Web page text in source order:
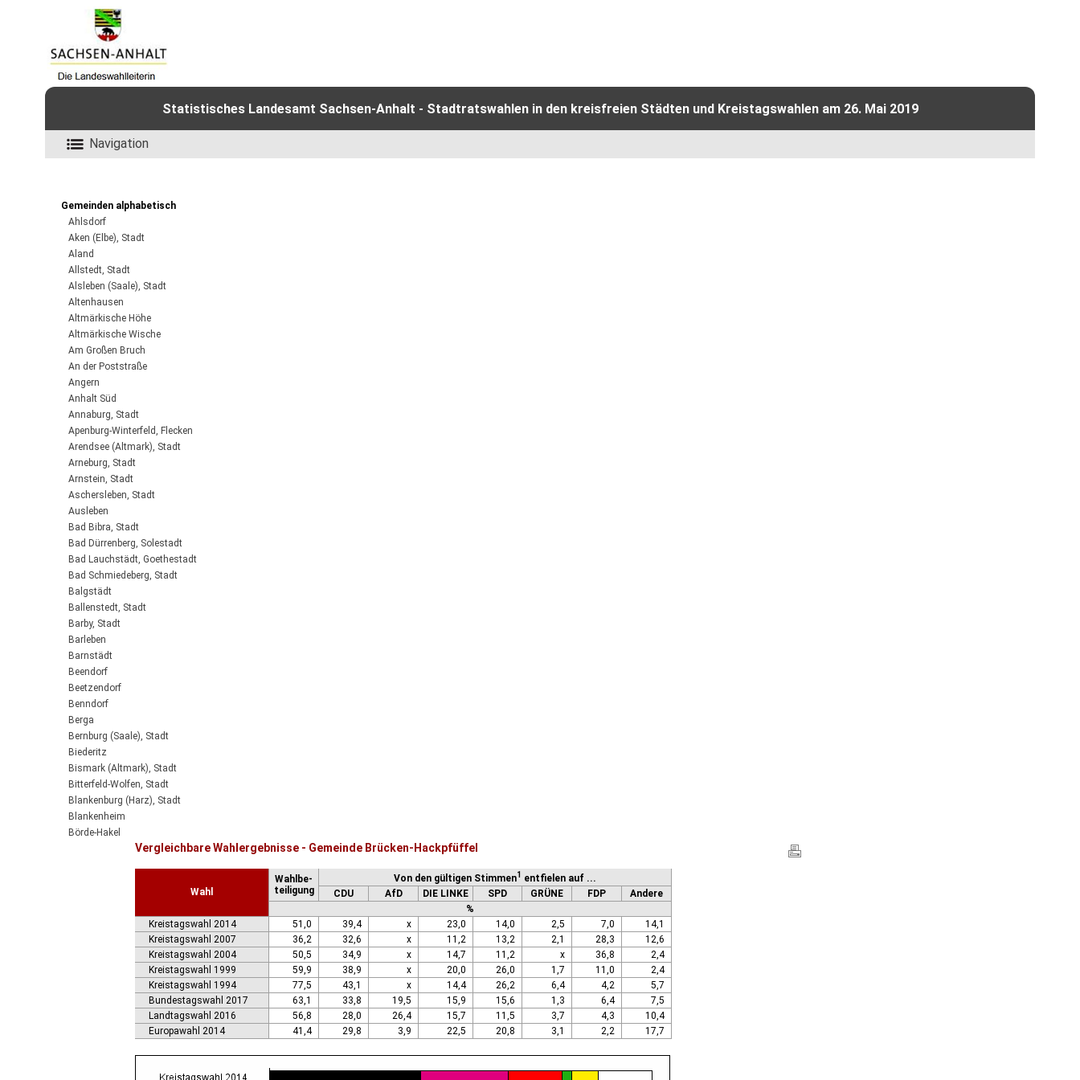
Statistisches Landesamt Sachsen-Anhalt - Stadtratswahlen in den kreisfreien Städten und Kreistagswahlen am 26. Mai 2019
Navigation
Gemeinden alphabetisch
Ahlsdorf
Aken (Elbe), Stadt
Aland
Allstedt, Stadt
Alsleben (Saale), Stadt
Altenhausen
Altmärkische Höhe
Altmärkische Wische
Am Großen Bruch
An der Poststraße
Angern
Anhalt Süd
Annaburg, Stadt
Apenburg-Winterfeld, Flecken
Arendsee (Altmark), Stadt
Arneburg, Stadt
Arnstein, Stadt
Aschersleben, Stadt
Ausleben
Bad Bibra, Stadt
Bad Dürrenberg, Solestadt
Bad Lauchstädt, Goethestadt
Bad Schmiedeberg, Stadt
Balgstädt
Ballenstedt, Stadt
Barby, Stadt
Barleben
Barnstädt
Beendorf
Beetzendorf
Benndorf
Berga
Bernburg (Saale), Stadt
Biederitz
Bismark (Altmark), Stadt
Bitterfeld-Wolfen, Stadt
Blankenburg (Harz), Stadt
Blankenheim
Börde-Hakel
Brücken-Hackpfüffel
Calbe (Saale), Stadt
Coswig (Anhalt), Stadt
Dessau-Roßlau, Stadt
Vergleichbare Wahlergebnisse - Gemeinde Brücken-Hackpfüffel
Wahl
Wahlbe-
teiligung
Von den gültigen Stimmen1 entfielen auf ...
CDU
AfD DIE LINKE SPD GRÜNE FDP
Andere
%
Kreistagswahl 2014
51,0 39,4 x 23,0 14,0 2,5 7,0
14,1
Kreistagswahl 2007
36,2 32,6 x 11,2 13,2 2,1 28,3
12,6
Kreistagswahl 2004
50,5 34,9 x 14,7 11,2 x 36,8
2,4
Kreistagswahl 1999
59,9 38,9 x 20,0 26,0 1,7 11,0
2,4
Kreistagswahl 1994
77,5 43,1 x 14,4 26,2 6,4 4,2
5,7
Bundestagswahl 2017
63,1 33,8 19,5 15,9 15,6 1,3 6,4
7,5
Landtagswahl 2016
56,8 28,0 26,4 15,7 11,5 3,7 4,3
10,4
Europawahl 2014
41,4 29,8 3,9 22,5 20,8 3,1 2,2 17,7